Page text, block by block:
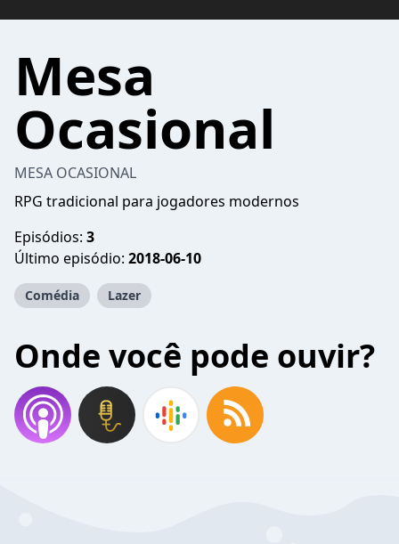
Mesa
Ocasional
MESA OCASIONAL
RPG tradicional para jogadores modernos
Episódios: 3
Último episódio: 2018-06-10
Comédia Lazer
Onde você pode ouvir?